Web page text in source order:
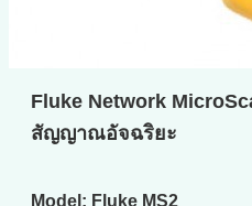
Fluke Network
สัญญาณอัจฉริยะ
Model: Fluke MS2